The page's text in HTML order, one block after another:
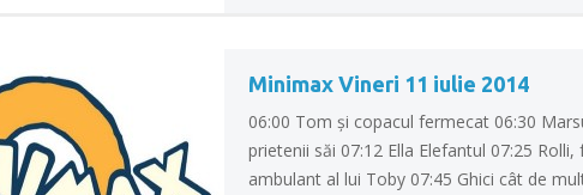
Minimax Vineri 11 iulie 2014
06:00 Tom şi copacul fermecat 06:30
prietenii săi 07:12 Ella Elefantul 07:25
ambulant al lui Toby 07:45 Ghici cât de